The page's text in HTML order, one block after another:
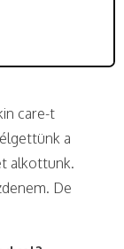
care-t
a
alkottunk.
De